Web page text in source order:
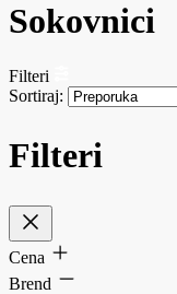
Sokovnici
Filteri
Sortiraj:
Filteri
Cena
Brend